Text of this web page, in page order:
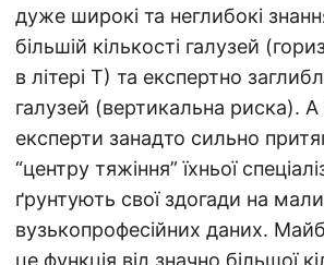
дуже широкі та неглибокі
більшій кількості галузей
в літері Т) та експертно
галузей (вертикальна риска). А
експерти занадто сильно
“центру тяжіння” їхньої
ґрунтують свої здогади на
вузькопрофесійних даних.
це функція від значно більшої